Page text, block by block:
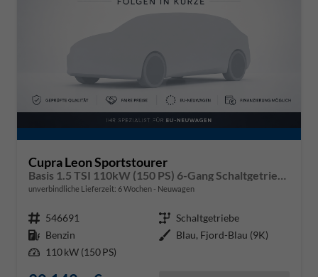
Cupra Leon Sportstourer
unverbindliche Lieferzeit: 6 Wochen Neuwagen
Fahrzeugnr. 546691 Getriebe Schaltgetriebe
Kraftstoff Benzin Außenfarbe Blau, Fjord-Blau (9K)
Leistung 110 kW (150 PS)